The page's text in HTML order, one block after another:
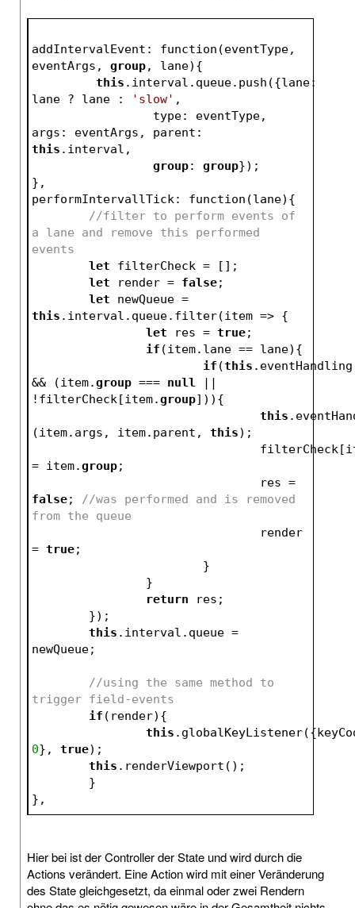
addIntervalEvent: function(eventType,
eventArgs, group, lane){
this .interval.queue.push({lane:
lane ? lane :
'slow' ,
this .interval,
group: group});
},
performIntervallTick: function(lane){
//filter to perform events of
a lane and remove this performed
events
let filterCheck = [];
let render = false;
let
this .interval.queue.filter(item => {
let res = true;
if (item.lane == lane){
if (this
&& (item.group === null ||
!filterCheck[item.group])){
this
(item.args, item.parent, this);
= item.group;
false; //was performed and is removed
from the queue
= true;
			}
		}
return res;
	});
this .interval.queue =
newQueue;
//using the same method to
trigger field-events
if (render){
this
0}, true);
this .renderViewport();
	}
},
Hier bei ist der Controller der State und wird durch die
Actions verändert. Eine Action wird mit einer Veränderung
des State gleichgesetzt, da einmal oder zwei Rendern